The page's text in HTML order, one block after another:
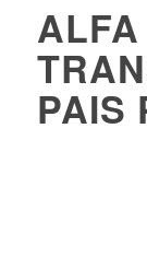
ALFA
PAIS